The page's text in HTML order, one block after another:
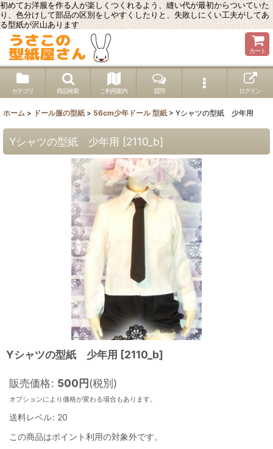
初めてお洋服を作る人が楽しくつくれるよう、縫い代が最初からついていた
り、色分けして部品の区別をしやすくしたりと、失敗しにくい工夫がしてあ
る型紙が沢山あります
カート
カテゴリ 商品検索 ご利用案内 質問 ログイン
ホーム > ドール服の型紙 > 56cm少年ドール 型紙 > Yシャツの型紙 少年用
Yシャツの型紙 少年用 [2110_b]
Yシャツの型紙 少年用 [2110_b]
販売価格: 500円(税別)
オプションにより価格が変わる場合もあります。
送料レベル: 20
この商品はポイント利用の対象外です。